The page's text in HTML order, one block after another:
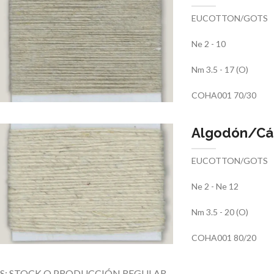
EUCOTTON/GOTS
Ne 2 - 10
Nm 3.5 - 17 (O)
COHA001 70/30
Algodón/
EUCOTTON/GOTS
Ne 2 - Ne 12
Nm 3.5 - 20 (O)
COHA001 80/20